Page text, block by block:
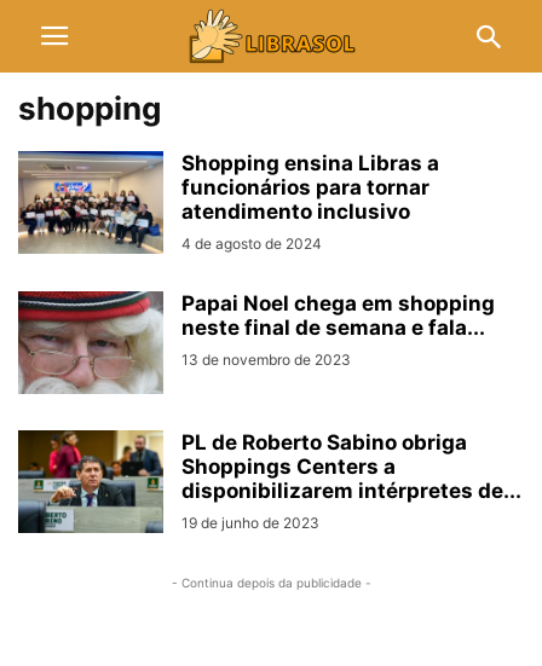
shopping
Shopping ensina Libras a
funcionários para tornar
atendimento inclusivo
4 de agosto de 2024
Papai Noel chega em shopping
neste final de semana e fala...
13 de novembro de 2023
PL de Roberto Sabino obriga
Shoppings Centers a
disponibilizarem intérpretes de...
19 de junho de 2023
- Continua depois da publicidade -